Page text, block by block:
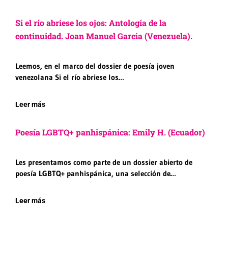
Si el río abriese los ojos: Antología de la
continuidad. Joan Manuel Garcia (Venezuela).
Leemos, en el marco del dossier de poesía joven
venezolana Si el río abriese los…
Leer más
Poesía LGBTQ+ panhispánica: Emily H. (Ecuador)
Les presentamos como parte de un dossier abierto de
poesía LGBTQ+ panhispánica, una selección de…
Leer más